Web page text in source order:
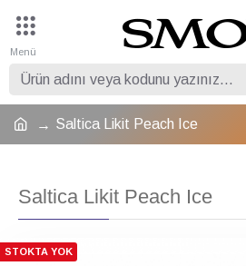
Saltica Likit Peach Ice
Saltica Likit Peach Ice
STOKTA YOK